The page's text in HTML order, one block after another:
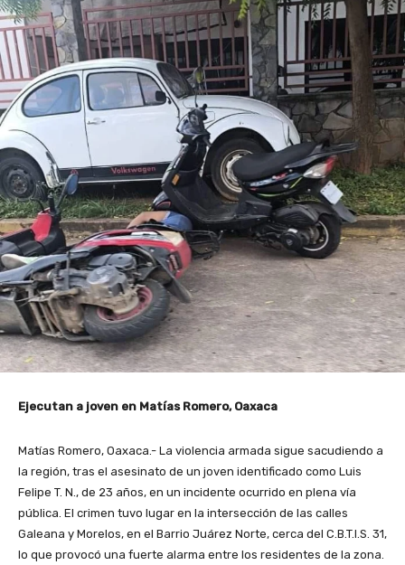
Ejecutan a joven en Matías Romero, Oaxaca
Matías Romero, Oaxaca.- La violencia armada sigue sacudiendo a
la región, tras el asesinato de un joven identificado como Luis
Felipe T. N., de 23 años, en un incidente ocurrido en plena vía
pública. El crimen tuvo lugar en la intersección de las calles
Galeana y Morelos, en el Barrio Juárez Norte, cerca del C.B.T.I.S. 31,
lo que provocó una fuerte alarma entre los residentes de la zona.